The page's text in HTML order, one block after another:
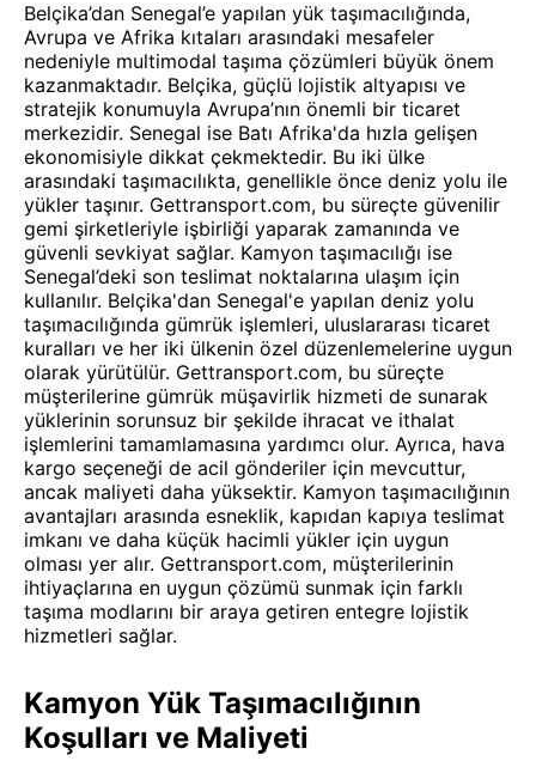
Belçika’dan Senegal’e yapılan yük taşımacılığında,
Avrupa ve Afrika kıtaları arasındaki mesafeler
nedeniyle multimodal taşıma çözümleri büyük önem
kazanmaktadır. Belçika, güçlü lojistik altyapısı ve
stratejik konumuyla Avrupa’nın önemli bir ticaret
merkezidir. Senegal ise Batı Afrika'da hızla gelişen
ekonomisiyle dikkat çekmektedir. Bu iki ülke
arasındaki taşımacılıkta, genellikle önce deniz yolu ile
yükler taşınır. Gettransport.com, bu süreçte güvenilir
gemi şirketleriyle işbirliği yaparak zamanında ve
güvenli sevkiyat sağlar. Kamyon taşımacılığı ise
Senegal’deki son teslimat noktalarına ulaşım için
kullanılır. Belçika'dan Senegal'e yapılan deniz yolu
taşımacılığında gümrük işlemleri, uluslararası ticaret
kuralları ve her iki ülkenin özel düzenlemelerine uygun
olarak yürütülür. Gettransport.com, bu süreçte
müşterilerine gümrük müşavirlik hizmeti de sunarak
yüklerinin sorunsuz bir şekilde ihracat ve ithalat
işlemlerini tamamlamasına yardımcı olur. Ayrıca, hava
kargo seçeneği de acil gönderiler için mevcuttur,
ancak maliyeti daha yüksektir. Kamyon taşımacılığının
avantajları arasında esneklik, kapıdan kapıya teslimat
imkanı ve daha küçük hacimli yükler için uygun
olması yer alır. Gettransport.com, müşterilerinin
ihtiyaçlarına en uygun çözümü sunmak için farklı
taşıma modlarını bir araya getiren entegre lojistik
hizmetleri sağlar.
Kamyon Yük Taşımacılığının
Koşulları ve Maliyeti